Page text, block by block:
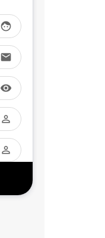
face
email
visibility
perm_identity
perm_identity